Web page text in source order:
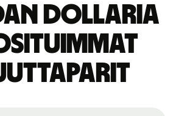
dollaria